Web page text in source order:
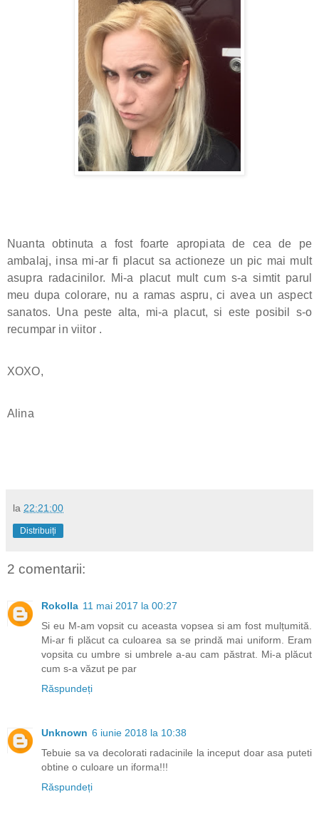
Nuanta obtinuta a fost foarte apropiata de cea de pe
ambalaj, insa mi-ar fi placut sa actioneze un pic mai mult
asupra radacinilor. Mi-a placut mult cum s-a simtit parul
meu dupa colorare, nu a ramas aspru, ci avea un aspect
sanatos. Una peste alta, mi-a placut, si este posibil s-o
recumpar in viitor .
XOXO,
Alina
la 22:21:00
Distribuiți
2 comentarii:
Rokolla 11 mai 2017 la 00:27
Si eu M-am vopsit cu aceasta vopsea si am fost mulțumită.
Mi-ar fi plăcut ca culoarea sa se prindă mai uniform. Eram
vopsita cu umbre si umbrele a-au cam păstrat. Mi-a plăcut
cum s-a văzut pe par
Răspundeți
Unknown 6 iunie 2018 la 10:38
Tebuie sa va decolorati radacinile la inceput doar asa puteti
obtine o culoare un iforma!!!
Răspundeți